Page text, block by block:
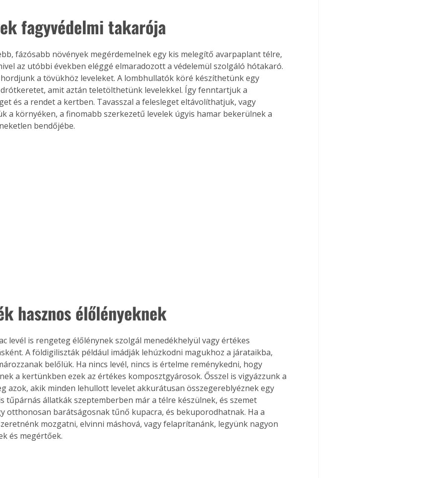
az
Old
új,
egyedi
Bővebb információ itt!
Együtt jobban megéri! A
könyvek tetszőleges
párosítással kedvezményes
áron, 0 Ft postaköltséggel
megrendelhetők!
fagyvédelmi takarója
fázósabb növények megérdemelnek egy kis melegítő avarpaplant télre,
az utóbbi években eléggé elmaradozott a védelemül szolgáló hótakaró.
a tövükhöz leveleket. A lombhullatók köré készíthetünk egy
amit aztán teletölthetünk levelekkel. Így fenntartjuk a
és a rendet a kertben. Tavasszal a felesleget eltávolíthatjuk, vagy
a környéken, a finomabb szerkezetű levelek úgyis hamar bekerülnek a
bendőjébe.
hasznos élőlényeknek
levél is rengeteg élőlénynek szolgál menedékhelyül vagy értékes
A földigiliszták például imádják lehúzkodni magukhoz a járataikba,
belőlük. Ha nincs levél, nincs is értelme reménykedni, hogy
a kertünkben ezek az értékes komposztgyárosok. Ősszel is vigyázzunk a
azok, akik minden lehullott levelet akkurátusan összegereblyéznek egy
tűpárnás állatkák szeptemberben már a télre készülnek, és szemet
otthonosan barátságosnak tűnő kupacra, és bekuporodhatnak. Ha a
mozgatni, elvinni máshová, vagy felaprítanánk, legyünk nagyon
és megértőek.